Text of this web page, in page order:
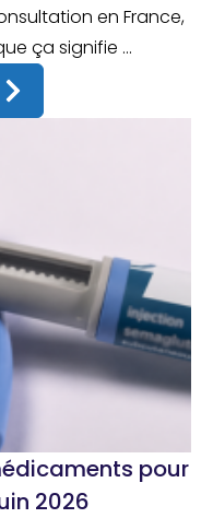
en France,
ça signifie ...
pour
2026